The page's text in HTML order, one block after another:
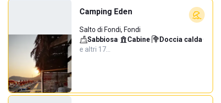
Camping Eden
Salto di Fondi, Fondi
Sabbiosa· Cabine· Doccia calda·
e altri 17…